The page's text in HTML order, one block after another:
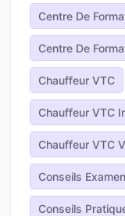
Centre De
Centre De
Chauffeur VTC
Chauffeur VTC
Chauffeur VTC
Conseils
Conseils